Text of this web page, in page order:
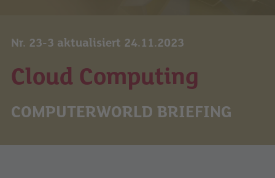
Nr. 23-3 aktualisiert 24.11.2023
Cloud Computing
COMPUTERWORLD BRIEFING